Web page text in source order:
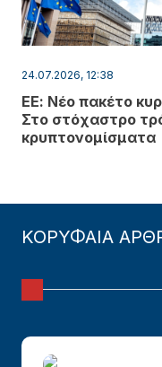
24.07.2026, 12:38
ΕΕ: Νέο πακέτο
Στο στόχαστρο
κρυπτονομίσματα
ΚΟΡΥΦΑΙΑ